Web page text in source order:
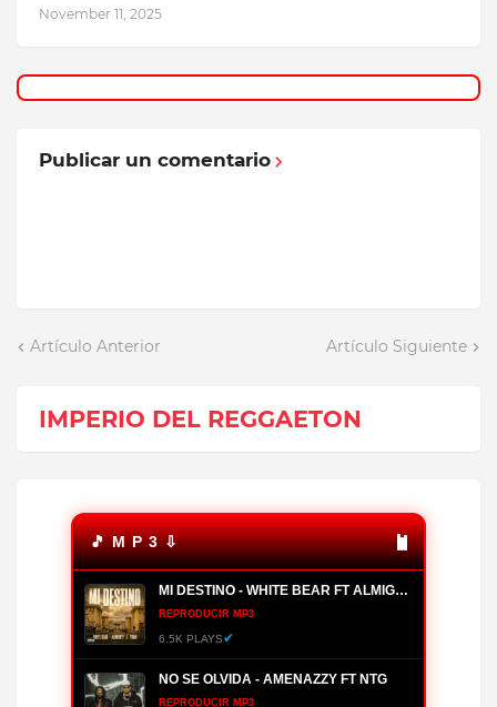
November 11, 2025
Publicar un comentario
Artículo Anterior Artículo Siguiente
IMPERIO DEL REGGAETON
🎵 M P 3 ⇩
MI DESTINO - WHITE BEAR FT ALMIGHTY, YOMO
REPRODUCIR MP3
6.5K PLAYS✔
NO SE OLVIDA - AMENAZZY FT NTG
REPRODUCIR MP3